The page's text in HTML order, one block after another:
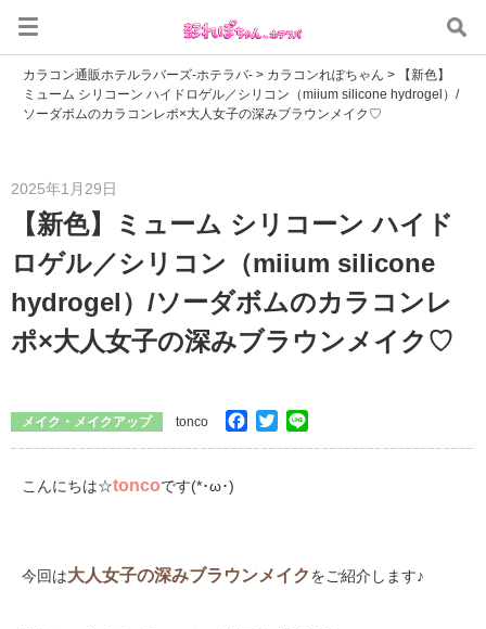
カラコン通販ホテルラバーズ-ホテラバ- > カラコンれぽちゃん >
【新色】
ミューム シリコーン ハイドロゲル／シリコン（miium silicone hydrogel）/
ソーダボムのカラコンレポ×大人女子の深みブラウンメイク♡
2025年1月29日
【新色】ミューム シリコーン ハイド
ロゲル／シリコン（miium silicone
hydrogel）/ソーダボムのカラコンレ
ポ×大人女子の深みブラウンメイク♡
メイク・メイクアップ tonco Facebook
Twitter
こんにちは☆toncoです(*･ω･)
今回は大人女子の深みブラウンメイクをご紹介します♪